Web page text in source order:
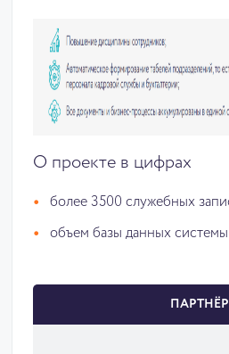
О проекте в цифрах
более 3500 служебных
объем базы данных
ПАРТНЁР